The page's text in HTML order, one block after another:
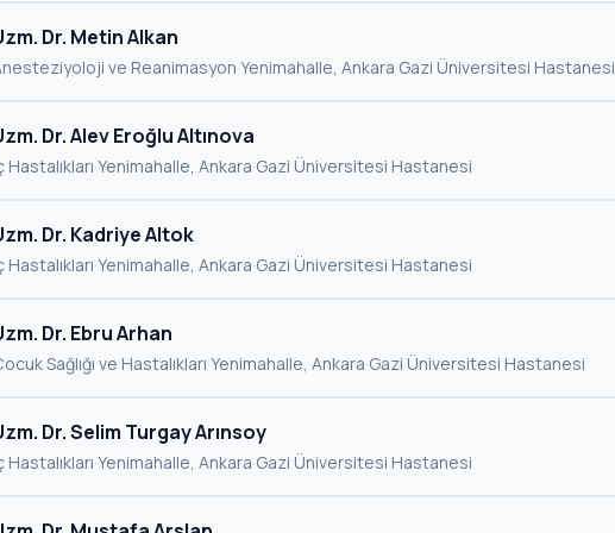
Dr. Metin Alkan
ve Reanimasyon·Yenimahalle, Ankara·Gazi Üniversitesi Hastanesi
Dr. Alev Eroğlu Altınova
Hastalıkları·Yenimahalle, Ankara·Gazi Üniversitesi Hastanesi
Dr. Kadriye Altok
Hastalıkları·Yenimahalle, Ankara·Gazi Üniversitesi Hastanesi
Dr. Ebru Arhan
Sağlığı ve Hastalıkları·Yenimahalle, Ankara·Gazi Üniversitesi Hastanesi
Dr. Selim Turgay Arınsoy
Hastalıkları·Yenimahalle, Ankara·Gazi Üniversitesi Hastanesi